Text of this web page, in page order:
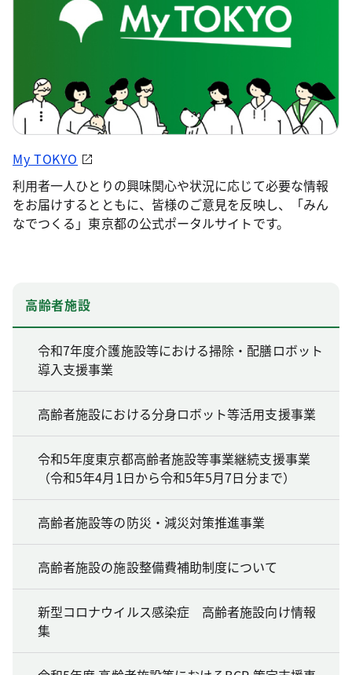
My TOKYO
利用者一人ひとりの興味関心や状況に応じて必要な情報
をお届けするとともに、皆様のご意見を反映し、「みん
なでつくる」東京都の公式ポータルサイトです。
高齢者施設
令和7年度介護施設等における掃除・配膳ロボット
導入支援事業
高齢者施設における分身ロボット等活用支援事業
令和5年度東京都高齢者施設等事業継続支援事業
（令和5年4月1日から令和5年5月7日分まで）
高齢者施設等の防災・減災対策推進事業
高齢者施設の施設整備費補助制度について
新型コロナウイルス感染症 高齢者施設向け情報
集